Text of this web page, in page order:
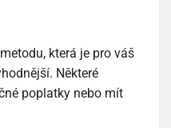
která je pro váš
Některé
poplatky nebo mít